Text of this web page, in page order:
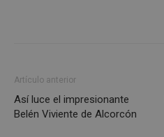
Artículo anterior
Así luce el impresionante
Belén Viviente de Alcorcón